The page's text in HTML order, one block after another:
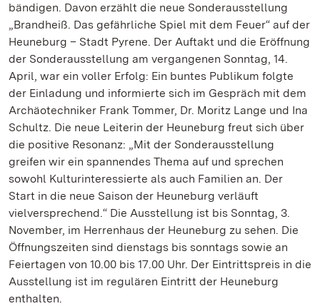
bändigen. Davon erzählt die neue Sonderausstellung
„Brandheiß. Das gefährliche Spiel mit dem Feuer“ auf der
Heuneburg – Stadt Pyrene. Der Auftakt und die Eröffnung
der Sonderausstellung am vergangenen Sonntag, 14.
April, war ein voller Erfolg: Ein buntes Publikum folgte
der Einladung und informierte sich im Gespräch mit dem
Archäotechniker Frank Tommer, Dr. Moritz Lange und Ina
Schultz. Die neue Leiterin der Heuneburg freut sich über
die positive Resonanz: „Mit der Sonderausstellung
greifen wir ein spannendes Thema auf und sprechen
sowohl Kulturinteressierte als auch Familien an. Der
Start in die neue Saison der Heuneburg verläuft
vielversprechend.“ Die Ausstellung ist bis Sonntag, 3.
November, im Herrenhaus der Heuneburg zu sehen. Die
Öffnungszeiten sind dienstags bis sonntags sowie an
Feiertagen von 10.00 bis 17.00 Uhr. Der Eintrittspreis in die
Ausstellung ist im regulären Eintritt der Heuneburg
enthalten.